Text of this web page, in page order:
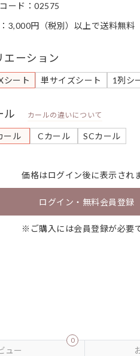
ード： 02575
3,000円（税別）以上で送料無料
エーション
シート 単サイズシート 1列シ
ル カールの違いについて
ール Cカール SCカール
価格はログイン後に表示され
ログイン・無料会員登録
※ご購入には会員登録が必要
ュー
0